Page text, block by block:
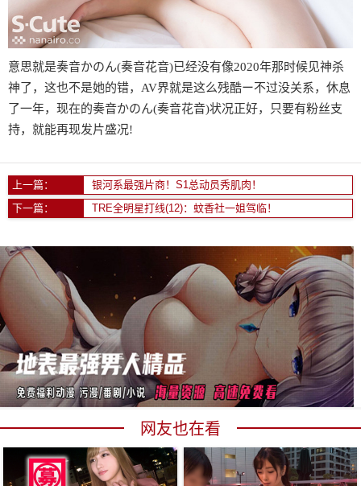
意思就是奏音かのん(奏音花音)已经没有像2020年那时候见神杀
神了，这也不是她的错，AV界就是这么残酷ー不过没关系，休息
了一年，现在的奏音かのん(奏音花音)状况正好，只要有粉丝支
持，就能再现发片盛况!
上一篇：
银河系最强片商！S1总动员秀肌肉！
下一篇：
TRE全明星打线(12)：蚊香社一姐驾临！
网友也在看